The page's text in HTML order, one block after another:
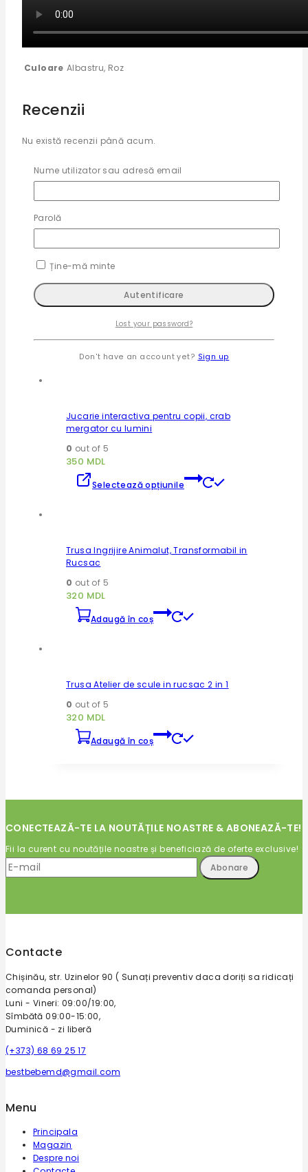
Culoare Albastru, Roz
Recenzii
Nu există recenzii până acum.
Prindere Mingi cu lumini si muzica”
Produse similare
Jucarie Scari cântătoare de rață/pinguini
–240MDL
Acest
Jucarie interactiva pentru copii, crab
mergator cu lumini
0 out of 5
350 MDL
Selectează opțiunile
Opțiunile
Trusa Ingrijire Animalut, Transformabil in
Rucsac
0 out of 5
320 MDL
Adaugă în coș
Trusa Atelier de scule in rucsac 2 in 1
0 out of 5
320 MDL
Adaugă în coș
CONECTEAZĂ-TE LA NOUTĂȚILE NOASTRE & ABONEAZĂ-TE!
Fii la curent cu noutățile noastre și beneficiază de oferte exclusive!
Contacte
Chișinău, str. Uzinelor 90 ( Sunați preventiv daca doriți sa ridicați
comanda personal)
Luni - Vineri: 09:00/19:00,
Sîmbătă 09:00-15:00,
Duminică - zi liberă
(+373) 68 69 25 17
bestbebemd@gmail.com
Menu
Principala
Magazin
Despre noi
Nume utilizator sau adresă email
Parolă
Ține-mă minte
Lost your password?
Don't have an account yet? Sign up